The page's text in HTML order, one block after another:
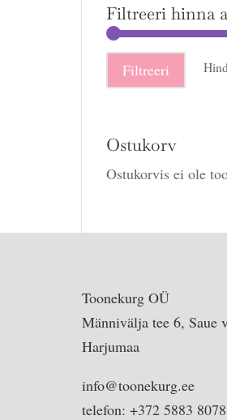
Filtreeri hinna
Filtreeri
Ostukorv
Ostukorvis ei ole
Toonekurg OÜ
Männivälja tee 6, Saue
Harjumaa
info@toonekurg.ee
telefon: +372 5883 8078